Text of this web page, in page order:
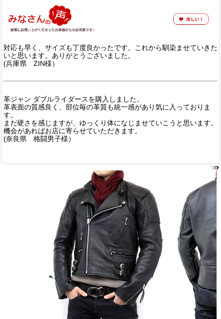
対応も早く、サイズも丁度良かったです。これから馴染ませていきた
いと思います。ありがとうございました。
(兵庫県 ZIN様）
革ジャン ダブルライダースを購入しました。
革表面の質感良く、部位毎の革質も統一感があり気に入っておりま
す。
まだ硬さを感じますが、ゆっくり体になじませていこうと思います。
機会があればお店に寄らせていただきます。
(奈良県 格闘男子様）